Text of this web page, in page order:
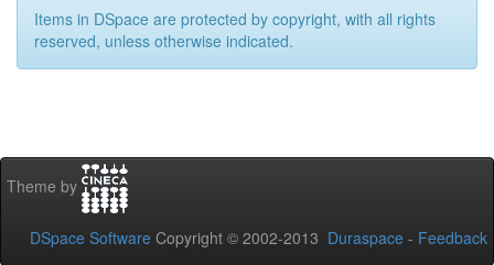
Items in DSpace are protected by copyright, with all rights
reserved, unless otherwise indicated.
Theme by
DSpace Software Copyright © 2002-2013 Duraspace - Feedback